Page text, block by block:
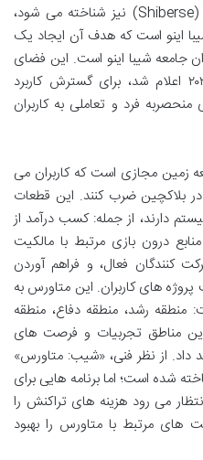
«شیب: متاورس» که با نام شیبرس (Shiberse) نیز شناخته می شود،
اینو است که هدف آن ایجاد یک
جامعه شیبا اینو است. این فضای
مجازی که خبرش در اوایل سال ۲۰۲۲ اعلام شد، برای گسترش کاربرد
منحصربه فرد و تعاملی به کاربران
اینو شامل ۱۰۰,۵۹۵ قطعه زمین مجازی است که کاربران می
بلاکچین ضرب کنند. این قطعات
دارند، از جمله: کسب درآمد از
درون بازی مرتبط با مالکیت
کنندگان فعال، و فراهم آوردن
های کاربران. این متاورس به
منطقه رشد، منطقه دفاع، منطقه
مناطق تجربیات و فرصت های
داد. از نظر فنی، «شیب: متاورس»
شده است؛ اما برنامه هایی برای
می رود هزینه های تراکنش را
مرتبط با متاورس را بهبود